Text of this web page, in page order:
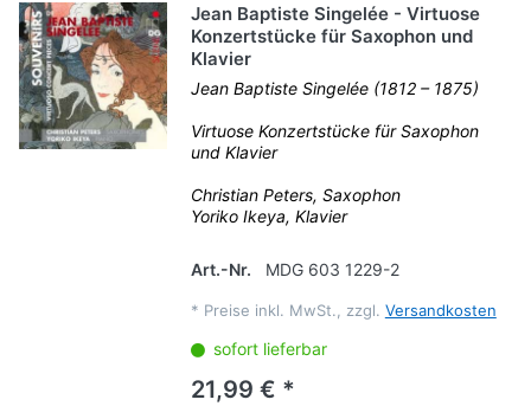
Jean Baptiste Singelée - Virtuose
Konzertstücke für Saxophon und
Klavier
Jean Baptiste Singelée (1812 – 1875)
Virtuose Konzertstücke für Saxophon
und Klavier
Christian Peters, Saxophon
Yoriko Ikeya, Klavier
Art.-Nr. MDG 603 1229-2
* Preise inkl. MwSt., zzgl. Versandkosten
sofort lieferbar
21,99 € *